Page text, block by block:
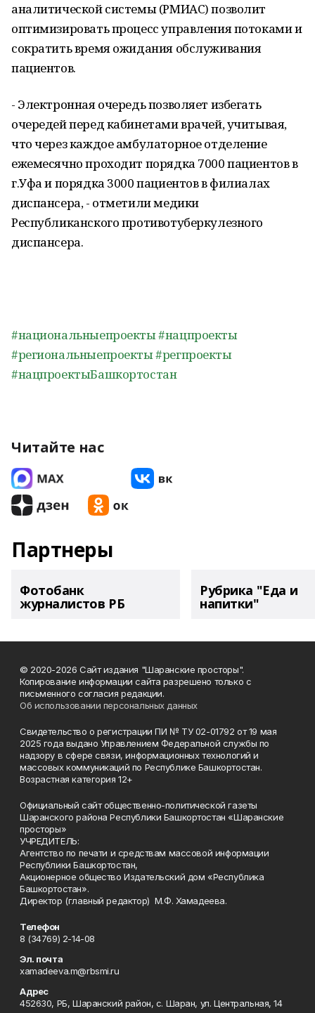
аналитической системы (РМИАС) позволит
оптимизировать процесс управления потоками и
сократить время ожидания обслуживания
пациентов.
- Электронная очередь позволяет избегать
очередей перед кабинетами врачей, учитывая,
что через каждое амбулаторное отделение
ежемесячно проходит порядка 7000 пациентов в
г.Уфа и порядка 3000 пациентов в филиалах
диспансера, - отметили медики
Республиканского противотуберкулезного
диспансера.
#национальныепроекты#нацпроекты
#региональныепроекты#регпроекты
#нацпроектыБашкортостан
Читайте нас
Партнеры
Фотобанк
журналистов РБ
Рубрика "Еда и
напитки"
© 2020-2026 Сайт издания "Шаранские просторы".
Копирование информации сайта разрешено только с
письменного согласия редакции.
Об использовании персональных данных
Свидетельство о регистрации ПИ № ТУ 02-01792 от 19 мая
2025 года выдано Управлением Федеральной службы по
надзору в сфере связи, информационных технологий и
массовых коммуникаций по Республике Башкортостан.
Возрастная категория 12+
Официальный сайт общественно-политической газеты
Шаранского района Республики Башкортостан «Шаранские
просторы»
УЧРЕДИТЕЛЬ:
Агентство по печати и средствам массовой информации
Республики Башкортостан,
Акционерное общество Издательский дом «Республика
Башкортостан».
Директор (главный редактор) М.Ф. Хамадеева.
Телефон
8 (34769) 2-14-08
Эл. почта
xamadeeva.m@rbsmi.ru
Адрес
452630, РБ, Шаранский район, с. Шаран, ул. Центральная, 14